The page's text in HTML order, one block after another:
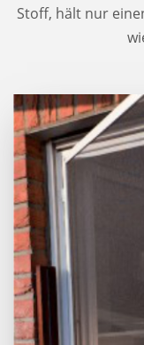
Stoff, hält nur